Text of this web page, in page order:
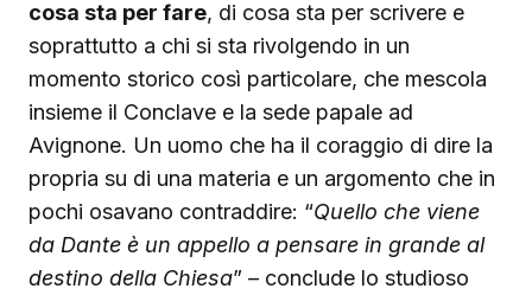
cosa sta per fare, di cosa sta per scrivere e
soprattutto a chi si sta rivolgendo in un
momento storico così particolare, che mescola
insieme il Conclave e la sede papale ad
Avignone. Un uomo che ha il coraggio di dire la
propria su di una materia e un argomento che in
pochi osavano contraddire: “Quello che viene
da Dante è un appello a pensare in grande al
destino della Chiesa” – conclude lo studioso